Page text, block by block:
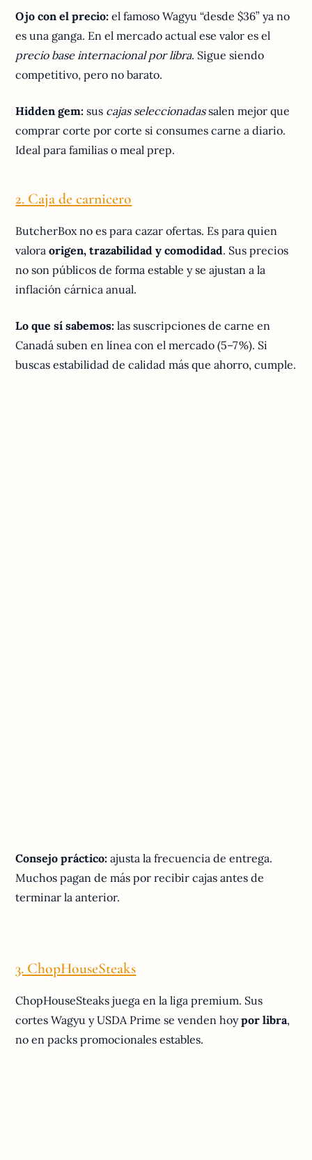
Ojo con el precio: el famoso Wagyu “desde $36” ya no
es una ganga. En el mercado actual ese valor es el
precio base internacional por libra. Sigue siendo
competitivo, pero no barato.
Hidden gem: sus cajas seleccionadassalen mejor que
comprar corte por corte si consumes carne a diario.
Ideal para familias o meal prep.
2. Caja de carnicero
ButcherBox no es para cazar ofertas. Es para quien
valoraorigen, trazabilidad y comodidad. Sus precios
no son públicos de forma estable y se ajustan a la
inflación cárnica anual.
Lo que sí sabemos: las suscripciones de carne en
Canadá suben en línea con el mercado (5–7 %). Si
buscas estabilidad de calidad más que ahorro, cumple.
Consejo práctico: ajusta la frecuencia de entrega.
Muchos pagan de más por recibir cajas antes de
terminar la anterior.
3. ChopHouseSteaks
ChopHouseSteaks juega en la liga premium. Sus
cortes Wagyu y USDA Prime se venden hoypor libra,
no en packs promocionales estables.